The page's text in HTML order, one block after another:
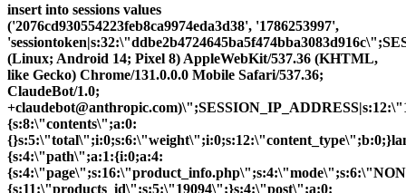
insert into sessions values
('2076cd930554223feb8ca9974eda3d38', '1786253997',
(Linux; Android 14; Pixel 8) AppleWebKit/537.36 (KHTML,
like Gecko) Chrome/131.0.0.0 Mobile Safari/537.36;
ClaudeBot/1.0;
{s:8:\"contents\";a:0:
{s:4:\"path\";a:1:{i:0;a:4:
{s:11:\"products_id\";s:5:\"19094\";}s:4:\"post\";a:0: